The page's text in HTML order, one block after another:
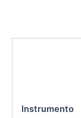
Instrumento